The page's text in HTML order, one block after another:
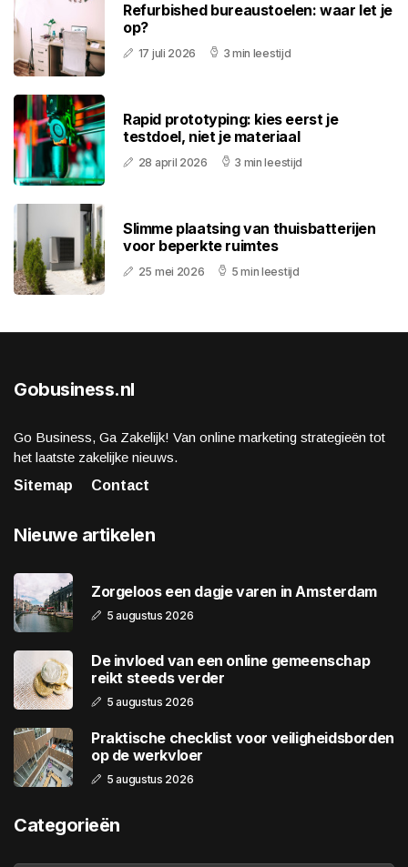
Refurbished bureaustoelen: waar let je
op?
17 juli 2026 3 min leestijd
Rapid prototyping: kies eerst je
testdoel, niet je materiaal
28 april 2026 3 min leestijd
Slimme plaatsing van thuisbatterijen
voor beperkte ruimtes
25 mei 2026 5 min leestijd
Gobusiness.nl
Go Business, Ga Zakelijk! Van online marketing strategieën tot
het laatste zakelijke nieuws.
Sitemap
Contact
Nieuwe artikelen
Zorgeloos een dagje varen in Amsterdam
5 augustus 2026
De invloed van een online gemeenschap
reikt steeds verder
5 augustus 2026
Praktische checklist voor veiligheidsborden
op de werkvloer
5 augustus 2026
Categorieën